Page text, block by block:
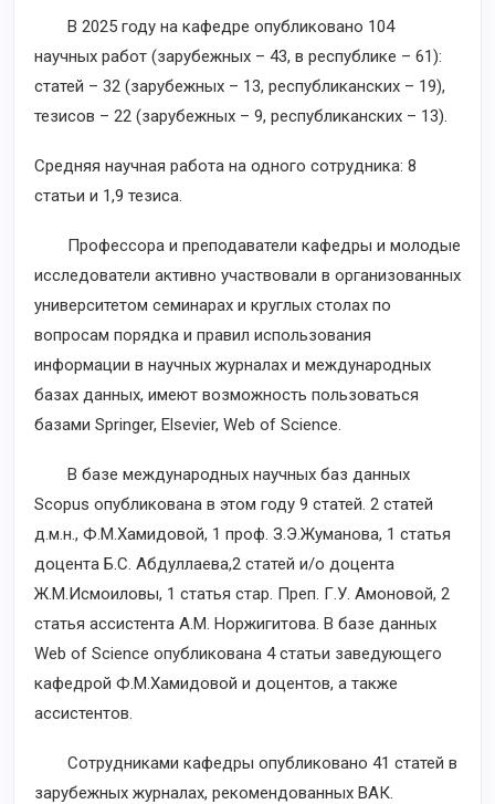
В 2025 году на кафедре опубликовано 104
научных работ (зарубежных – 43, в республике – 61):
статей – 32 (зарубежных – 13, республиканских – 19),
тезисов – 22 (зарубежных – 9, республиканских – 13).
Средняя научная работа на одного сотрудника: 8
статьи и 1,9 тезиса.
Профессора и преподаватели кафедры и молодые
исследователи активно участвовали в организованных
университетом семинарах и круглых столах по
вопросам порядка и правил использования
информации в научных журналах и международных
базах данных, имеют возможность пользоваться
базами Springer, Elsevier, Web of Science.
В базе международных научных баз данных
Scopus опубликована в этом году 9 статей. 2 статей
д.м.н., Ф.М.Хамидовой, 1 проф. З.Э.Жуманова, 1 статья
доцента Б.С. Абдуллаева,2 статей и/о доцента
Ж.М.Исмоиловы, 1 статья стар. Преп. Г.У. Амоновой, 2
статья ассистента А.М. Норжигитова. В базе данных
Web of Science опубликована 4 статьи заведующего
кафедрой Ф.М.Хамидовой и доцентов, а также
ассистентов.
Сотрудниками кафедры опубликовано 41 статей в
зарубежных журналах, рекомендованных ВАК.